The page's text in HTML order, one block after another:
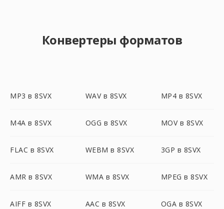
Конвертеры форматов
MP3 в 8SVX WAV в 8SVX MP4 в 8SVX
M4A в 8SVX OGG в 8SVX MOV в 8SVX
FLAC в 8SVX WEBM в 8SVX 3GP в 8SVX
AMR в 8SVX WMA в 8SVX MPEG в 8SVX
AIFF в 8SVX AAC в 8SVX OGA в 8SVX